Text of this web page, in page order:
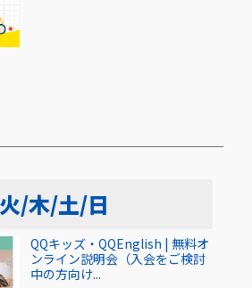
/木/土/日
QQキッズ・QQEnglish | 無料オ
ンライン説明会（入会をご検討
中の方向け...